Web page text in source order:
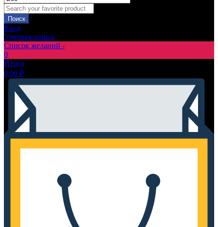
Поиск
Вход
Учетная запись
Список желаний -
0
Итого
0,00 ₽